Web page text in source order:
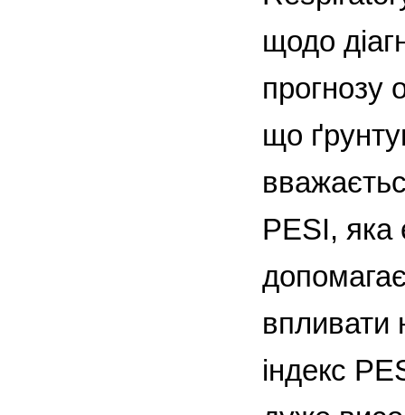
щодо
прогнозу
що
PESI, яка
впливати
індекс